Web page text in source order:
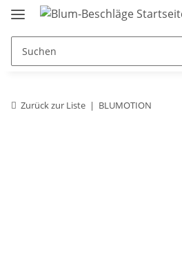
Zurück zur Liste BLUMOTION